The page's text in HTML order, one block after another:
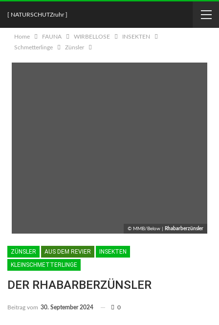
[ NATURSCHUTZruhr ]
Home FAUNA WIRBELLOSE
INSEKTEN
Schmetterlinge
Zünsler
© MMB/Below | Rhabarberzünsler
ZÜNSLER AUS DEM REVIER
INSEKTEN
KLEINSCHMETTERLINGE
DER RHABARBERZÜNSLER
Beitrag vom 30. September 2024 0